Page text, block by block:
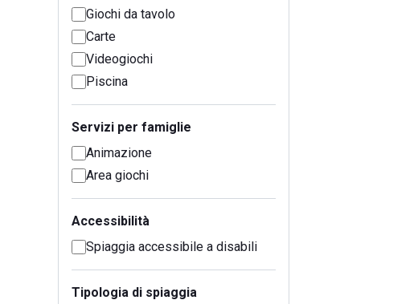
Giochi da tavolo
Carte
Videogiochi
Piscina
Servizi per famiglie
Animazione
Area giochi
Accessibilità
Spiaggia accessibile a disabili
Tipologia di spiaggia